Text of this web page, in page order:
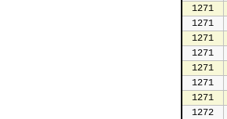
1271
1271
1271
1271
1271
1271
1271
1272